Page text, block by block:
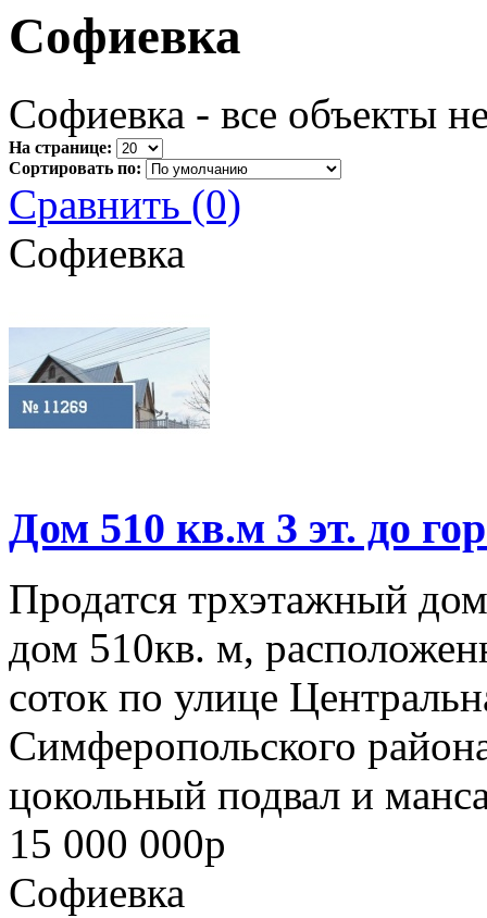
Софиевка
Софиевка - все объекты
На странице:
Сортировать по:
Сравнить (0)
Софиевка
Дом 510 кв.м 3 эт. до
Продатся трхэтажный
дом 510кв. м,
соток по улице
Симферопольского
цокольный подвал и
15 000 000p
Софиевка